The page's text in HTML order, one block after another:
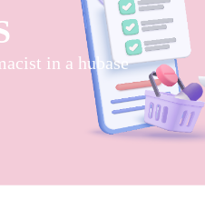
in a hubase